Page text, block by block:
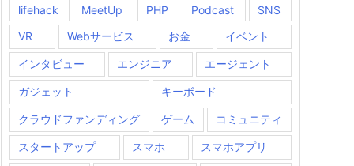
lifehack MeetUp PHP Podcast
SNS
VR
Webサービス お金 イベント
インタビュー エンジニア エージェント
ガジェット キーボード
クラウドファンディング ゲーム コミュニティ
スタートアップ スマホ スマホアプリ